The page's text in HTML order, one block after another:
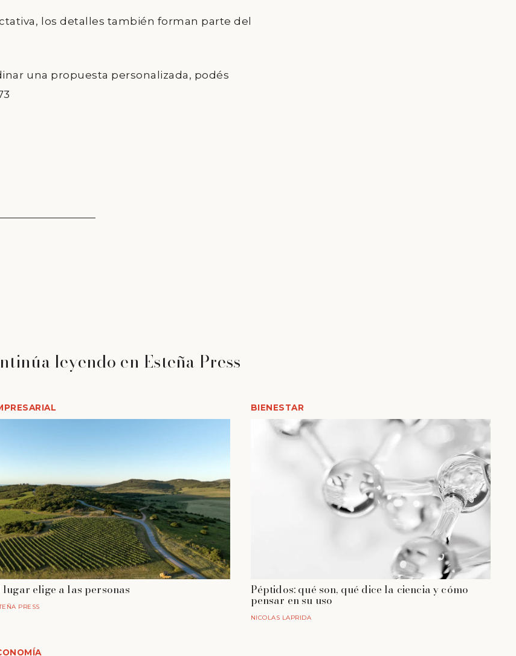
los detalles también forman parte del
una propuesta personalizada, podés
leyendo en Esteña Press
lugar elige a las personas
PRESS
BIENESTAR
Péptidos: qué son, qué dice la ciencia y cómo
pensar en su uso
NICOLAS LAPRIDA